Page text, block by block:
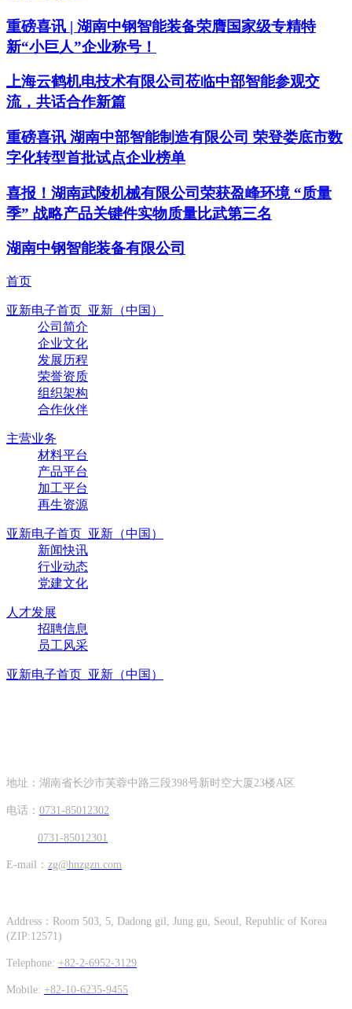
重磅喜讯 | 湖南中钢智能装备荣膺国家级专精特
新“小巨人”企业称号！
上海云鹤机电技术有限公司莅临中部智能参观交
流，共话合作新篇
重磅喜讯 湖南中部智能制造有限公司 荣登娄底市数
字化转型首批试点企业榜单
喜报！湖南武陵机械有限公司荣获盈峰环境 “质量
季” 战略产品关键件实物质量比武第三名
湖南中钢智能装备有限公司
首页
亚新电子首页_亚新（中国）
公司简介
企业文化
发展历程
荣誉资质
组织架构
合作伙伴
主营业务
材料平台
产品平台
加工平台
再生资源
亚新电子首页_亚新（中国）
新闻快讯
行业动态
党建文化
人才发展
招聘信息
员工风采
亚新电子首页_亚新（中国）
地址：湖南省长沙市芙蓉中路三段398号新时空大厦23楼A区
电话： 0731-85012302
0731-85012301
E-mail： zg@hnzgzn.com
Address：Room 503, 5, Dadong gil, Jung gu, Seoul, Republic of Korea
(ZIP:12571)
Telephone: +82-2-6952-3129
Mobile: +82-10-6235-9455